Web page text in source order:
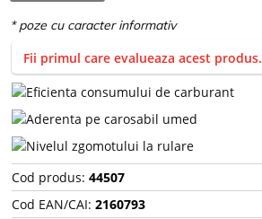
Fii primul care evalueaza acest produs.
Cod produs: 44507
Cod EAN/CAI: 2160793